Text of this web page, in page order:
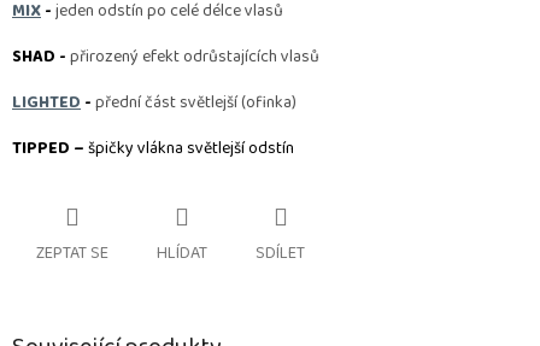
MIX-jeden odstín po celé délce vlasů
SHAD -přirozený efekt odrůstajících vlasů
LIGHTED-přední část světlejší (ofinka)
TIPPED –špičky vlákna světlejší odstín
ZEPTAT SE HLÍDAT SDÍLET